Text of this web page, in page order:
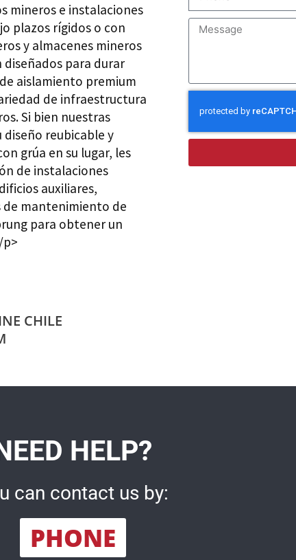
mineros e instalaciones
plazos rígidos o con
y almacenes mineros
para durar
aislamiento premium
de infraestructura
Si bien nuestras
reubicable y
grúa en su lugar, les
de instalaciones
auxiliares,
mantenimiento de
para obtener un
CHILE
HELP?
can contact us by:
PHONE